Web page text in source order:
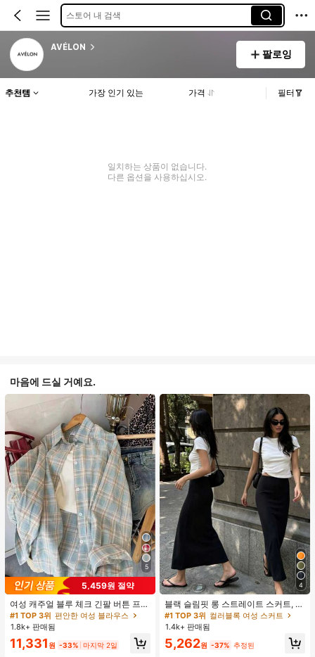
스토어 내 검색
AVÉLON
팔로잉
추천템 가장 인기 있는 가격 필터
일치하는 상품이 없습니다.
다른 옵션을 사용하십시오.
마음에 드실 거예요.
5
5,459원 절약
여성 캐주얼 블루 체크 긴팔 버튼 프론
트 폴리에스터 셔츠, 레귤러 핏, 봄 의
류, 편안한 스타일
#1 TOP 3위 편안한 여성 블라우스
1.8k+ 판매됨
11,331 원 -33% 마지막 2일
4
블랙 슬림핏 롱 스트레이트 스커트, 여
성 패션 폴리에스터 캐주얼 파티 스커
트, 다용도 및 귀여운, 일상 착용에 적
합, 여름 휴가. 해변, 음악 축제 및 여름
휴가에 완벽, 90년대
#1 TOP 3위 컬러블록 여성 스커트
1.4k+ 판매됨
5,262원 -37% 추정된